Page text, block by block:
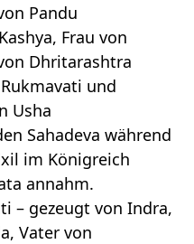
Pandu
Frau von
Dhritarashtra
und
Usha
Sahadeva während
im Königreich
annahm.
– gezeugt von Indra,
Vater von